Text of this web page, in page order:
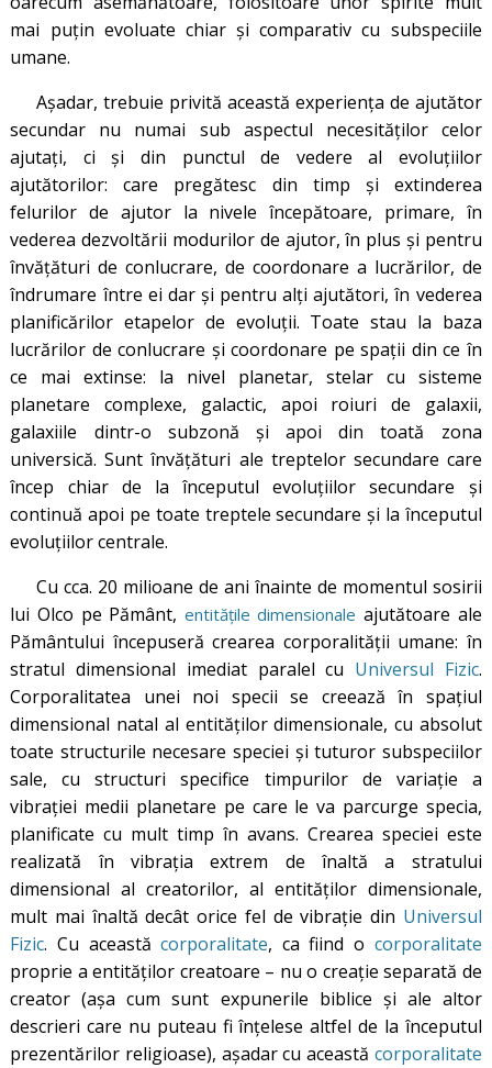
mai puțin evoluate chiar și comparativ cu subspeciile
umane.
Așadar, trebuie privită această experiența de ajutător
secundar nu numai sub aspectul necesităților celor
ajutați, ci și din punctul de vedere al evoluțiilor
ajutătorilor: care pregătesc din timp și extinderea
felurilor de ajutor la nivele începătoare, primare, în
vederea dezvoltării modurilor de ajutor, în plus și pentru
învățături de conlucrare, de coordonare a lucrărilor, de
îndrumare între ei dar și pentru alți ajutători, în vederea
planificărilor etapelor de evoluții. Toate stau la baza
lucrărilor de conlucrare și coordonare pe spații din ce în
ce mai extinse: la nivel planetar, stelar cu sisteme
planetare complexe, galactic, apoi roiuri de galaxii,
galaxiile dintr-o subzonă și apoi din toată zona
universică. Sunt învățături ale treptelor secundare care
încep chiar de la începutul evoluțiilor secundare și
continuă apoi pe toate treptele secundare și la începutul
evoluțiilor centrale.
Cu cca. 20 milioane de ani înainte de momentul sosirii
lui Olco pe Pământ, entitățile dimensionale ajutătoare ale
Pământului începuseră crearea corporalității umane: în
stratul dimensional imediat paralel cu Universul Fizic.
Corporalitatea unei noi specii se creează în spațiul
dimensional natal al entităților dimensionale, cu absolut
toate structurile necesare speciei și tuturor subspeciilor
sale, cu structuri specifice timpurilor de variație a
vibrației medii planetare pe care le va parcurge specia,
planificate cu mult timp în avans. Crearea speciei este
realizată în vibrația extrem de înaltă a stratului
dimensional al creatorilor, al entităților dimensionale,
mult mai înaltă decât orice fel de vibrație din Universul
Fizic. Cu aceastăcorporalitate, ca fiind o corporalitate
proprie a entităților creatoare – nu o creație separată de
creator (așa cum sunt expunerile biblice și ale altor
descrieri care nu puteau fi înțelese altfel de la începutul
prezentărilor religioase), așadar cu această corporalitate